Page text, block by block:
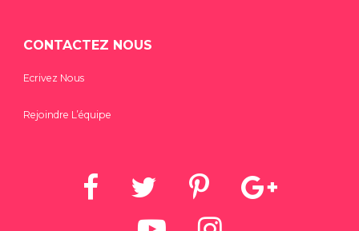
CONTACTEZ NOUS
Ecrivez Nous
Rejoindre L’équipe